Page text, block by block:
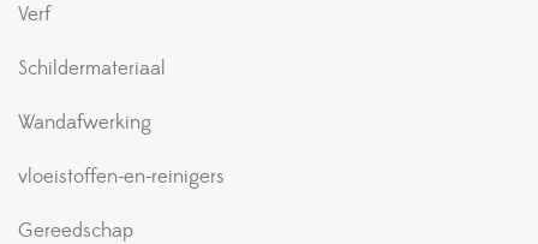
Verf
Schildermateriaal
Wandafwerking
vloeistoffen-en-reinigers
Gereedschap